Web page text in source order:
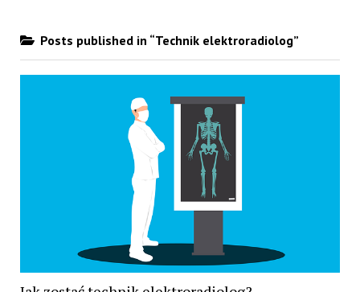
Posts published in “Technik elektroradiolog”